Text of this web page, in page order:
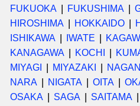
FUKUOKA
FUKUSHIMA
HIROSHIMA
HOKKAIDO
ISHIKAWA
IWATE
KANAGAWA
KOCHI
MIYAGI
MIYAZAKI
NARA
NIGATA OITA
OSAKA
SAGA SAITAMA